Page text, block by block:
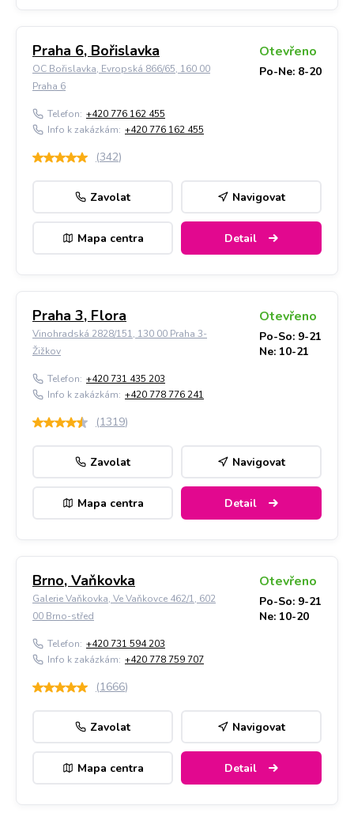
Praha 6, Bořislavka
OC Bořislavka, Evropská 866/65, 160 00
Praha 6
Otevřeno
Po-Ne: 8-20
Telefon: +420 776 162 455
Info k zakázkám: +420 776 162 455
(342)
Zavolat Navigovat
Mapa centra Detail
Praha 3, Flora
Vinohradská 2828/151, 130 00 Praha 3-
Žižkov
Otevřeno
Po-So: 9-21
Ne: 10-21
Telefon: +420 731 435 203
Info k zakázkám: +420 778 776 241
(1319)
Zavolat Navigovat
Mapa centra Detail
Brno, Vaňkovka
Galerie Vaňkovka, Ve Vaňkovce 462/1, 602
00 Brno-střed
Otevřeno
Po-So: 9-21
Ne: 10-20
Telefon: +420 731 594 203
Info k zakázkám: +420 778 759 707
(1666)
Zavolat Navigovat
Mapa centra Detail